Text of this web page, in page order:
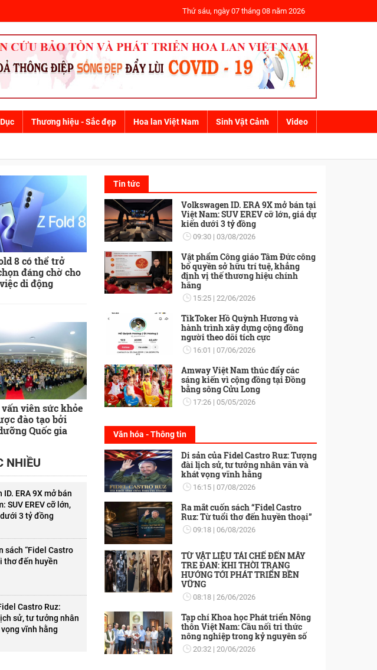
Thứ sáu, ngày 07 tháng 08 năm 2026
Thương hiệu - Sắc đẹp Hoa lan Việt Nam Sinh Vật Cảnh Video
DỰ ÁN TIÊU CHUẨN - CHẤT LƯỢNG
8 có thể trở
đáng chờ cho
di động
viên sức khỏe
đào tạo bởi
Quốc gia
NHIỀU
ERA 9X mở bán
SUV EREV cỡ lớn,
3 tỷ đồng
sách “Fidel Castro
thơ đến huyền
Castro Ruz:
sử, tư tưởng nhân
vĩnh hằng
Tin tức
Volkswagen ID. ERA 9X mở bán tại
Việt Nam: SUV EREV cỡ lớn, giá dự
kiến dưới 3 tỷ đồng
09:30 03/08/2026
Vật phẩm Công giáo Tâm Đức công
bố quyền sở hữu trí tuệ, khẳng
định vị thế thương hiệu chính
hãng
15:25 22/06/2026
TikToker Hồ Quỳnh Hương và
hành trình xây dựng cộng đồng
người theo dõi tích cực
16:01 07/06/2026
Amway Việt Nam thúc đẩy các
sáng kiến vì cộng đồng tại Đồng
bằng sông Cửu Long
17:26 05/05/2026
Văn hóa - Thông tin
Di sản của Fidel Castro Ruz: Tượng
đài lịch sử, tư tưởng nhân văn và
khát vọng vĩnh hằng
16:15 07/08/2026
Ra mắt cuốn sách “Fidel Castro
Ruz: Từ tuổi thơ đến huyền thoại”
09:18 06/08/2026
TỪ VẬT LIỆU TÁI CHẾ ĐẾN MÂY
TRE ĐAN: KHI THỜI TRANG
HƯỚNG TỚI PHÁT TRIỂN BỀN
VỮNG
08:18 26/06/2026
Tạp chí Khoa học Phát triển Nông
thôn Việt Nam: Cầu nối tri thức
nông nghiệp trong kỷ nguyên số
20:32 20/06/2026